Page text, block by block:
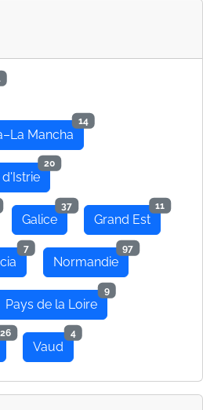
Mancha
14
20
Galice
37
Grand Est
11
7
Normandie
97
Pays de la Loire
9
26
Vaud
4